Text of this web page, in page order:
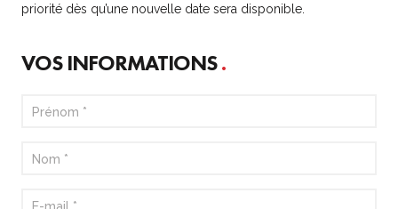
priorité dès qu’une nouvelle date sera disponible.
VOS INFORMATIONS